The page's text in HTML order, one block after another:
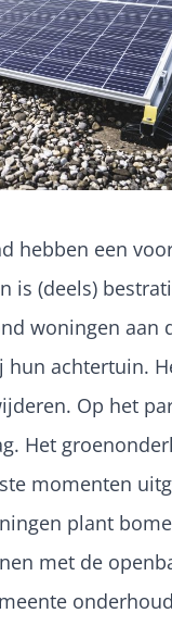
hebben een
is (deels)
woningen aan
hun achtertuin.
Op het
Het
momenten
plant
met de